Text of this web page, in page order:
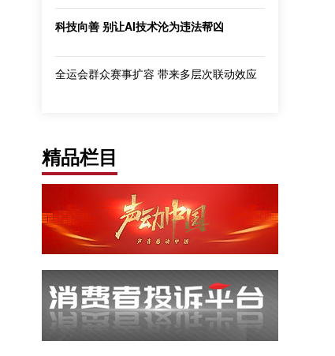
科技向善 别让AI技术沦为违法帮凶
全运会群众赛事扩容 带来多层次联动效应
精品栏目